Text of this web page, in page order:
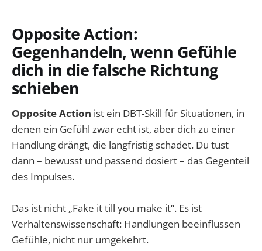
Opposite Action:
Gegenhandeln, wenn Gefühle
dich in die falsche Richtung
schieben
Opposite Action ist ein DBT-Skill für Situationen, in
denen ein Gefühl zwar echt ist, aber dich zu einer
Handlung drängt, die langfristig schadet. Du tust
dann – bewusst und passend dosiert – das Gegenteil
des Impulses.
Das ist nicht „Fake it till you make it“. Es ist
Verhaltenswissenschaft: Handlungen beeinflussen
Gefühle, nicht nur umgekehrt.